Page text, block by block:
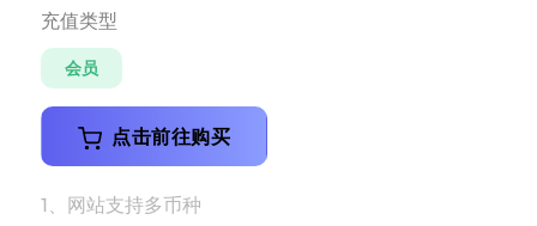
充值类型
会员
点击前往购买
1、网站支持多币种